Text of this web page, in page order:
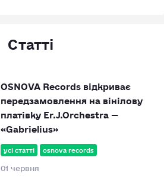
Статті
усі статті osnova records
01 червня
OSNOVA Records відкриває
передзамовлення на вінілову
платівку Er.J.Orchestra —
«Gabrielius»